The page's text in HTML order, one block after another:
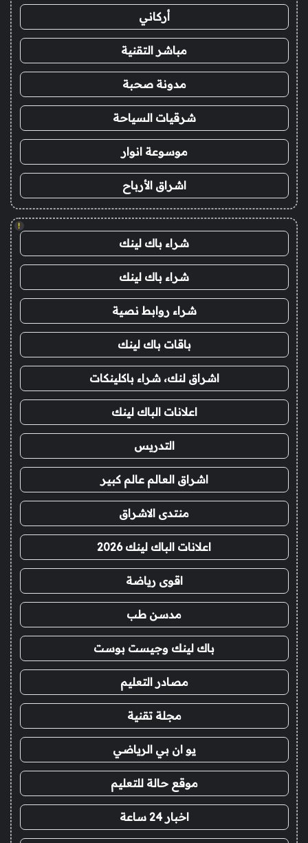
أركاني
مباشر التقنية
مدونة صحبة
شرقيات السياحة
موسوعة انوار
اشراق الأرباح
!
شراء باك لينك
شراء باك لينك
شراء روابط نصية
باقات باك لينك
اشراق لنك، شراء باكلينكات
اعلانات الباك لينك
التدريس
اشراق العالم عالم كبير
منتدى الاشراق
اعلانات الباك لينك 2026
اقوى رياضة
مدسن طب
باك لينك وجيست بوست
مصادر التعليم
مجلة تقنية
يو ان بي الرياضي
موقع حالة للتعليم
اخبار 24 ساعة